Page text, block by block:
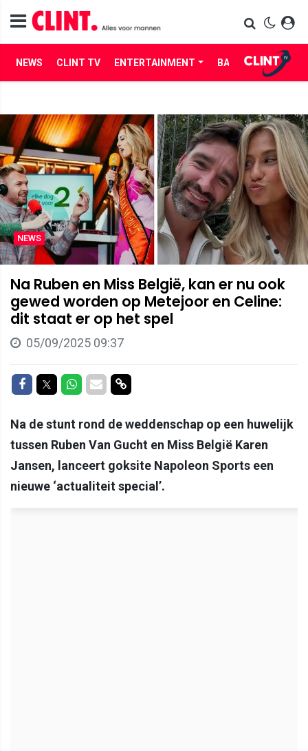
NEWS CLINT TV ENTERTAINMENT BABES LIFE
NEWS
Na Ruben en Miss België, kan er nu ook
gewed worden op Metejoor en Celine:
dit staat er op het spel
05/09/2025 09:37
Delen op Facebook
Delen op Twitter
Delen op Whatsapp
Delen via Mail
Delen via link
Na de stunt rond de weddenschap op een huwelijk
tussen Ruben Van Gucht en Miss België Karen
Jansen, lanceert goksite Napoleon Sports een
nieuwe ‘actualiteit special’.